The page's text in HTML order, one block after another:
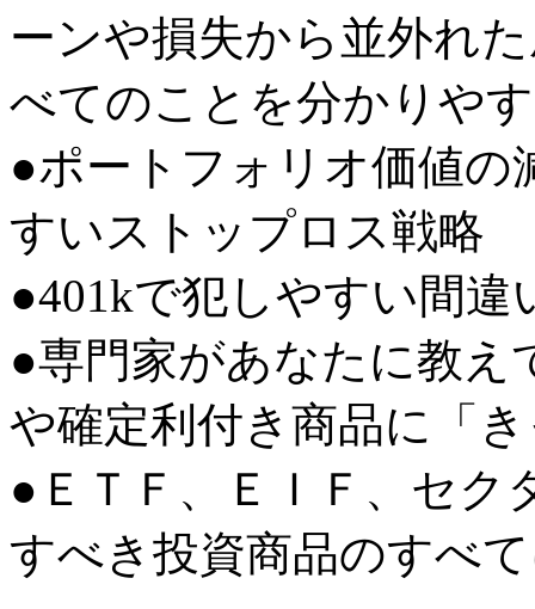
ーンや損失から並外れ
べてのことを分かりや
●ポートフォリオ価値の
すいストップロス戦略
●401kで犯しやすい間違
●専門家があなたに教え
や確定利付き商品に「
●ＥＴＦ、ＥＩＦ、セク
すべき投資商品のすべ